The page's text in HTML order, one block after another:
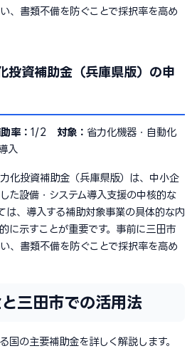
、書類不備を防ぐことで採択率を高め
投資補助金（兵庫県版）の申
率： 1/2 対象： 省力化機器・自動化
入
化投資補助金（兵庫県版）は、中小企
た設備・システム導入支援の中核的な
は、導入する補助対象事業の具体的な内
に示すことが重要です。事前に三田市
、書類不備を防ぐことで採択率を高め
三田市での活用法
国の主要補助金を詳しく解説します。